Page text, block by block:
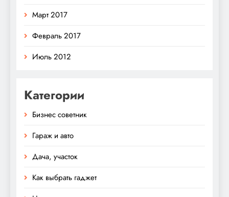
Март 2017
Февраль 2017
Июль 2012
Категории
Бизнес советник
Гараж и авто
Дача, участок
Как выбрать гаджет